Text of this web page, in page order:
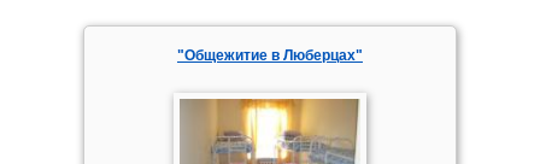
"Общежитие в Люберцах"